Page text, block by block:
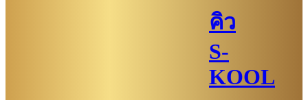
คิว
S-
KOOL